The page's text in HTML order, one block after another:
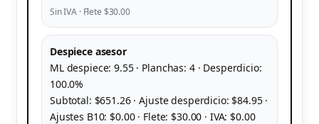
Sin IVA · Flete $30.00
Despiece asesor
ML despiece: 9.55 · Planchas: 4 · Desperdicio:
100.0%
Subtotal: $651.26 · Ajuste desperdicio: $84.95 ·
Ajustes B10: $0.00 · Flete: $30.00 · IVA: $0.00